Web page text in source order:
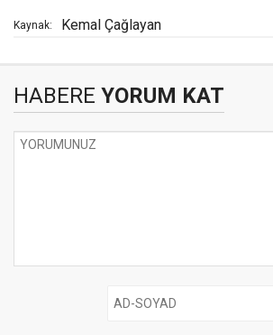
Kaynak: Kemal Çağlayan
HABERE YORUM KAT